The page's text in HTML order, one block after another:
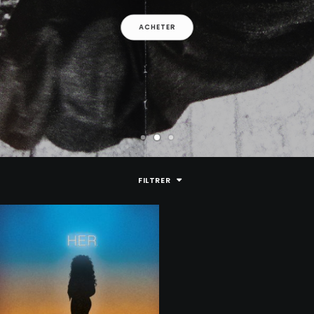
ARMY OF THE PHARAOHS
ARRESTED DEVELOPMENT
ARTIFACTS
A$AP FERG
A$AP ROCKY
ATMOSPHERE
A TRIBE CALLED QUEST
AZ
BABY KEEM
BADBADNOTGOOD
BIG BOI
BIG DADDY KANE
BIG K.R.I.T.
BIG L
BIG PUN
ACHETER
FILTRER
38,00 €